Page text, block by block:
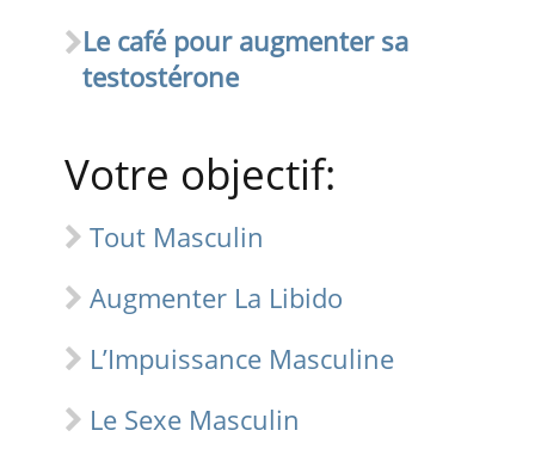
Le café pour augmenter sa
testostérone
Votre objectif:
Tout Masculin
Augmenter La Libido
L’Impuissance Masculine
Le Sexe Masculin